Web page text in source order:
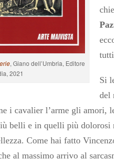
, Giano dell’Umbria, Editore
2021
Si
del
i cavalier l’arme gli amori,
belli e in quelli più dolorosi
Come hai fatto
al massimo arrivo al